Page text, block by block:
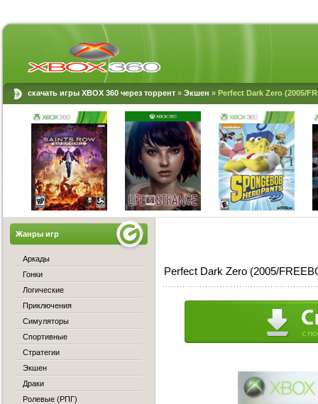
скачать игры XBOX 360 через торрент » Экшен » Perfect Dark Zero (2005/
Perfect Dark Zero (2005/
Жанры игр
Аркады
Гонки
Логические
Приключения
Симуляторы
Спортивные
Стратегии
Экшен
Драки
Ролевые (РПГ)